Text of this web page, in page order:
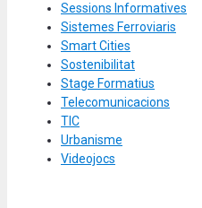
Sessions Informatives
Sistemes Ferroviaris
Smart Cities
Sostenibilitat
Stage Formatius
Telecomunicacions
TIC
Urbanisme
Videojocs